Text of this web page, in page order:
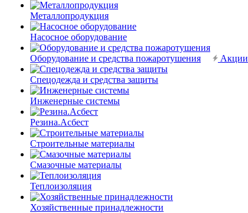
Металлопродукция
Насосное оборудование
Оборудование и средства пожаротушения
Спецодежда и средства защиты
Инженерные системы
Резина.Асбест
Строительные материалы
Смазочные материалы
Теплоизоляция
Хозяйственные принадлежности
Акции